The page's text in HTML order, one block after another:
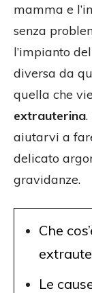
mamma e
senza
l’impianto
diversa da
quella che
extrauterina.
aiutarvi a
delicato
gravidanze.
Che
Le